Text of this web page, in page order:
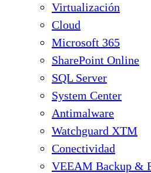
Virtualización
Cloud
Microsoft 365
SharePoint Online
SQL Server
System Center
Antimalware
Watchguard XTM
Conectividad
VEEAM Backup &